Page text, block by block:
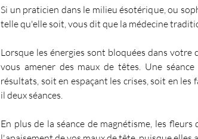
Si un praticien dans le milieu ésotérique, ou
telle qu'elle soit, vous dit que la médecine
Lorsque les énergies sont bloquées dans
vous amener des maux de têtes. Une
résultats, soit en espaçant les crises, soit en
il deux séances.
En plus de la séance de magnétisme, les